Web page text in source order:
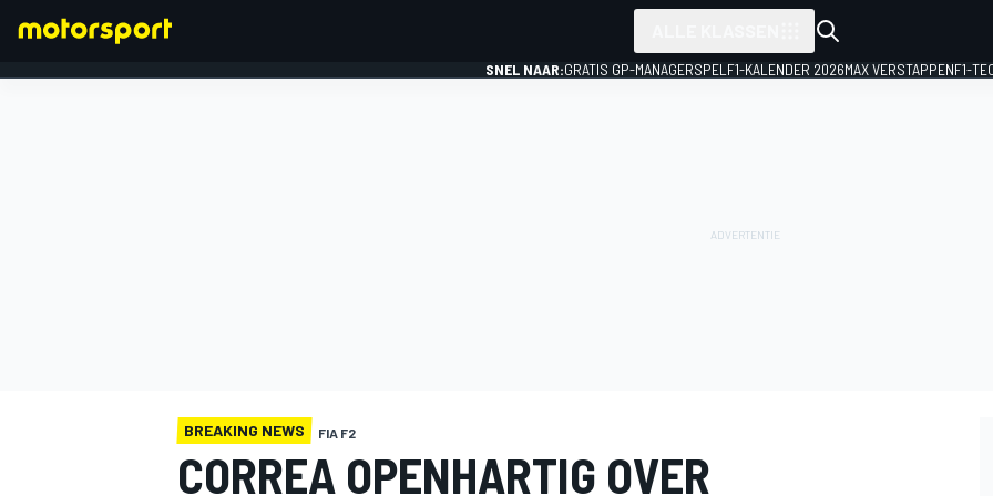
SNEL NAAR:GRATIS GP-MANAGERSPEL F1-KALENDER 2026MAX VERSTAPPENF1-
BREAKING NEWS FIA F2
CORREA OPENHARTIG OVER